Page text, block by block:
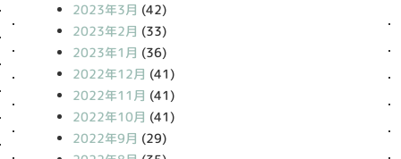
2023年3月 (42)
2023年2月 (33)
2023年1月 (36)
2022年12月 (41)
2022年11月 (41)
2022年10月 (41)
2022年9月 (29)